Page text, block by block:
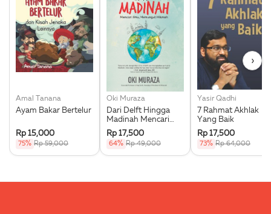
Amal Tanana
Ayam Bakar Bertelur
Rp 15,000
75% Rp 59,000
Oki Muraza
Dari Delft Hingga
Madinah Mencari
Ilmu Memungut
Hikmah
Rp 17,500
64% Rp 49,000
Yasir Qadhi
7 Rahmat Akhlak
Yang Baik
Rp 17,500
73% Rp 64,000
›